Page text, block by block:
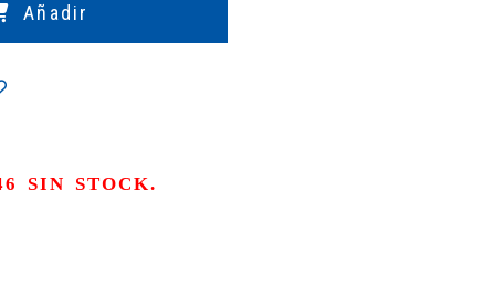
Añadir
SIN STOCK.